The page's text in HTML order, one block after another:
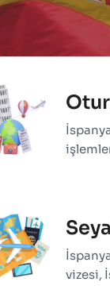
vizesi,